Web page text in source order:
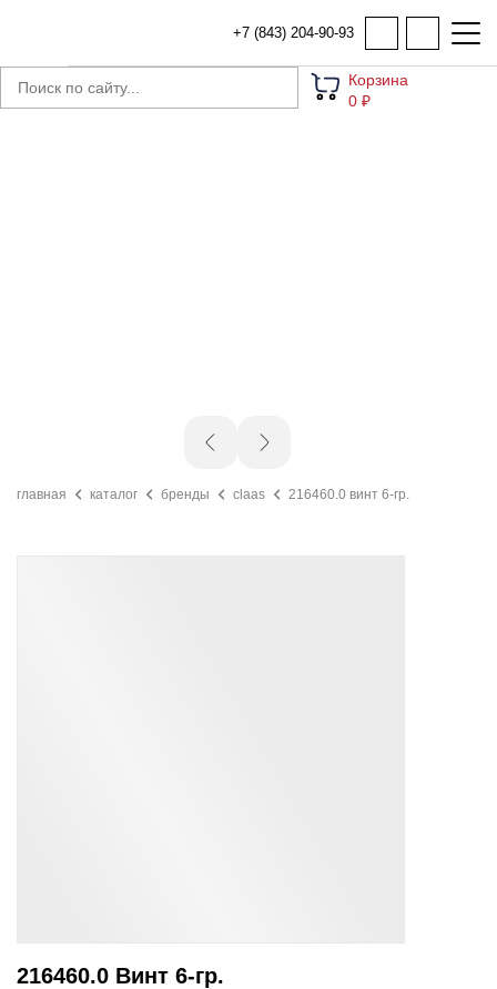
+7 (843) 204-90-93
Корзина
0 ₽
главная каталог бренды claas 216460.0 винт 6-гр.
216460.0 Винт 6-гр.